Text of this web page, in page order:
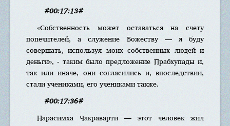
#00:17:13#
«Собственность может оставаться на счету
попечителей, а служение Божеству — я буду
совершать, используя моих собственных людей и
деньги», - таким было предложение Прабхупады и,
так или иначе, они согласились и, впоследствии,
стали учениками, его учениками также.
#00:17:36#
Нарасимха Чакраварти — этот человек жил